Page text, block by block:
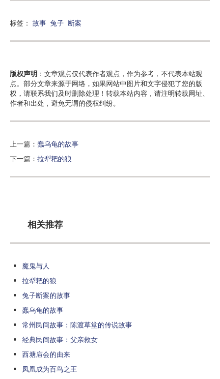
标签： 故事 兔子 断案
版权声明 ：文章观点仅代表作者观点，作为参考，不代表本站观
点。部分文章来源于网络，如果网站中图片和文字侵犯了您的版
权，请联系我们及时删除处理！转载本站内容，请注明转载网址、
作者和出处，避免无谓的侵权纠纷。
上一篇： 蠢乌龟的故事
下一篇： 拉犁耙的狼
相关推荐
魔鬼与人
拉犁耙的狼
兔子断案的故事
蠢乌龟的故事
常州民间故事：陈渡草堂的传说故事
经典民间故事：父亲救女
西塘庙会的由来
凤凰成为百鸟之王